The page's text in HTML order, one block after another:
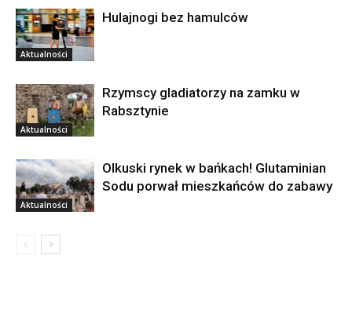
Aktualności
Hulajnogi bez hamulców
Aktualności
Rzymscy gladiatorzy na zamku w
Rabsztynie
Aktualności
Olkuski rynek w bańkach! Glutaminian
Sodu porwał mieszkańców do zabawy